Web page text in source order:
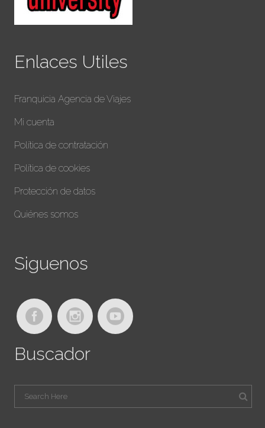
Enlaces Utiles
Franquicia Agencia de Viajes
Mi cuenta
Política de contratación
Política de cookies
Protección de datos
Quiénes somos
Siguenos
Buscador